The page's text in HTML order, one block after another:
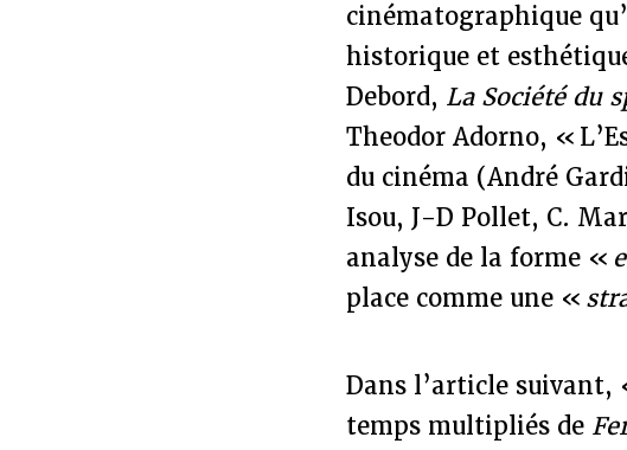
cinématographique
historique et
Debord, La Société du
Theodor Adorno, «
du cinéma (André
Isou, J-D Pollet, C.
analyse de la forme «
place comme une «
Dans l’article suivant,
temps multipliés de